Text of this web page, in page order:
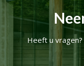
Heeft u